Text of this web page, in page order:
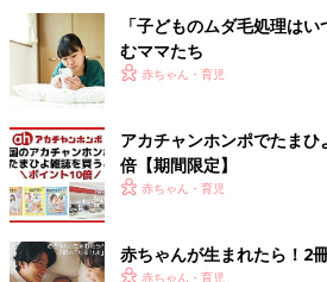
「子どものムダ毛処理は
むママたち
赤ちゃん・育児
アカチャンホンポでたま
倍【期間限定】
赤ちゃん・育児
赤ちゃんが生まれたら！2
赤ちゃん・育児